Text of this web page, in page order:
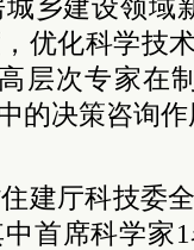
乡建设领域
优化科学技
层次专家在
的决策咨询
建厅科技委
首席科学家